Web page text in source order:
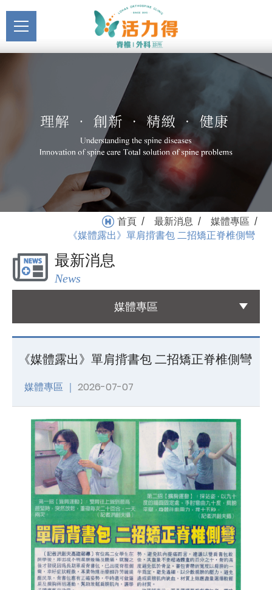
《媒體露出》單肩揹書包
二招矯正脊椎側彎_媒體專
區_最新消息 | 活力得脊椎
主選單關於活力得
醫療服務
Medical Service
Registration
就醫指南
Medical Instruction
衛教專區
Health Education
友善連結
Links
首頁 / 最新消息 / 媒體專區 /
《媒體露出》單肩揹書包 二招矯正脊椎側彎
最新消息
News
媒體專區
《媒體露出》單肩揹書包 二招矯正脊椎側彎
媒體專區 ｜ 2026-07-07